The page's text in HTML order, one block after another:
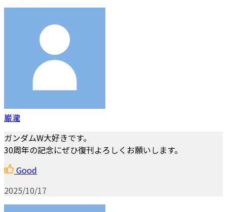
巌瀧
ガンダムW大好きです。
30周年の記念にぜひ復刊よろしくお願いします。
Good
2025/10/17